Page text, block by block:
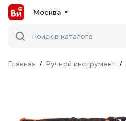
Москва
Поиск в каталоге
Главная / Ручной инструмент /